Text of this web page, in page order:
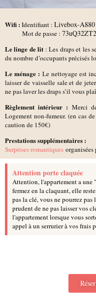
Wifi : Identifiant : Livebox-A880
Mot de passe :
Le linge de lit : Les draps et les
du nombre d’occupants précisés
Le ménage : Le nettoyage est
laisser de vaisselle sale et de
ne pas laver les draps s’il vous
Règlement intérieur : Merci
Logement non-fumeur. (en cas
caution de 150€)
Prestations supplémentaires :
Surprises romantiques
Attention porte claquée
Attention, l'appartement a une
fermez en la claquant, elle
pas la clé, vous ne pourrez
prudent de ne pas laisser vos
l'appartement lorsque vous
appel à un serrurier à vos frais